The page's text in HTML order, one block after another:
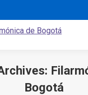
Bogotá